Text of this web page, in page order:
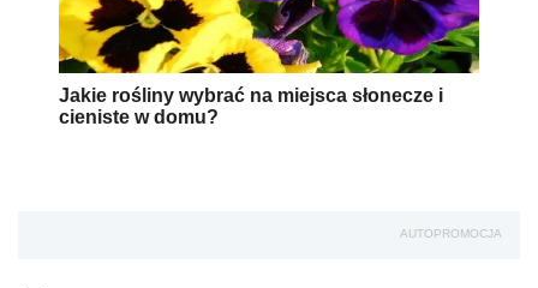
Jakie rośliny wybrać na miejsca słonecze i
cieniste w domu?
AUTOPROMOCJA